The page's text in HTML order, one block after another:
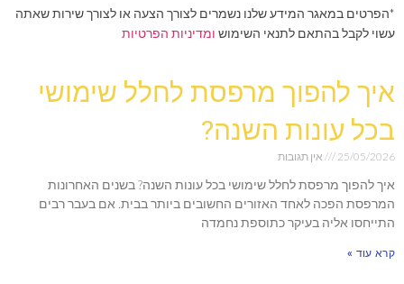
*הפרטים במאגר המידע שלנו נשמרים לצורך הצעה או לצורך שירות שאתה
עשוי לקבל בהתאם לתנאי השימוש ומדיניות הפרטיות
איך להפוך מרפסת לחלל שימושי
בכל עונות השנה?
25/05/2026 אין תגובות
איך להפוך מרפסת לחלל שימושי בכל עונות השנה? בשנים האחרונות
המרפסת הפכה לאחד האזורים החשובים ביותר בבית. אם בעבר רבים
התייחסו אליה בעיקר כתוספת נחמדה
קרא עוד »